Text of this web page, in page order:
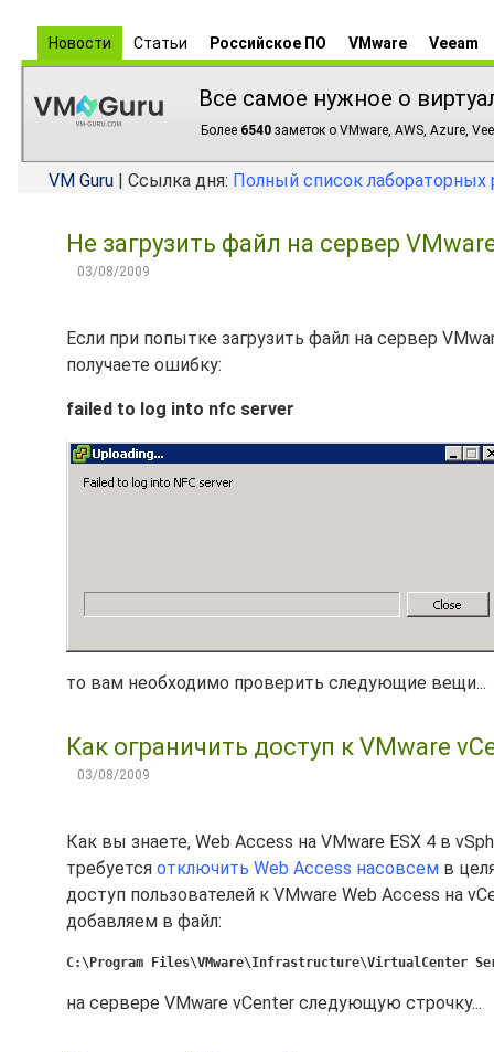
Новости Статьи Российское ПО VMware Veeam
Все самое нужное о
Более 6540 заметок о VMware, AWS, Azure,
VM Guru | Ссылка дня: Полный список лабораторных
Не загрузить файл на сервер
03/08/2009
Если при попытке загрузить файл на сервер
получаете ошибку:
failed to log into nfc server
то вам необходимо проверить следующие вещи...
Как ограничить доступ к VMware
03/08/2009
Как вы знаете, Web Access на VMware ESX 4 в
требуется отключить Web Access насовсем в
доступ пользователей к VMware Web Access на
добавляем в файл:
C:\Program Files\VMware\Infrastructure\VirtualCenter
на сервере VMware vCenter следующую строчку...